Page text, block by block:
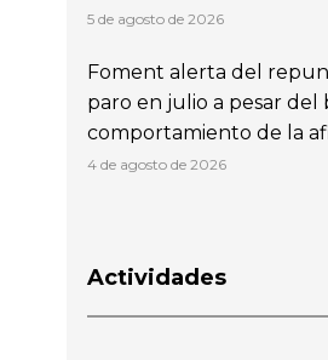
5 de agosto de 2026
Foment alerta del
paro en julio a pesar del
comportamiento de la
4 de agosto de 2026
Actividades